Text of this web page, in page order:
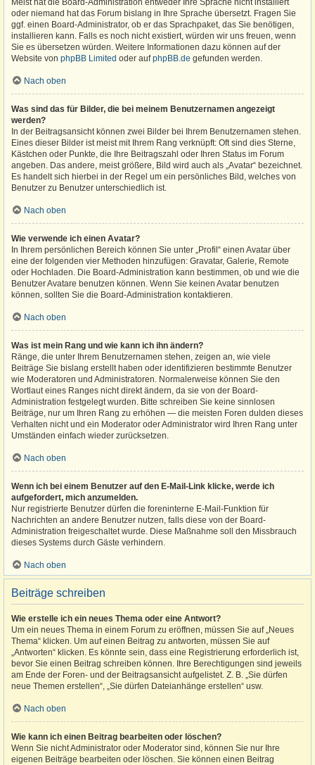
Meist hat die Board-Administration entweder Ihre Sprache nicht installiert
oder niemand hat das Forum bislang in Ihre Sprache übersetzt. Fragen Sie
ggf. einen Board-Administrator, ob er das Sprachpaket, das Sie benötigen,
installieren kann. Falls es noch nicht existiert, würden wir uns freuen, wenn
Sie es übersetzen würden. Weitere Informationen dazu können auf der
Website von phpBB Limited oder aufphpBB.de gefunden werden.
Nach oben
Was sind das für Bilder, die bei meinem Benutzernamen angezeigt
werden?
In der Beitragsansicht können zwei Bilder bei Ihrem Benutzernamen stehen.
Eines dieser Bilder ist meist mit Ihrem Rang verknüpft: Oft sind dies Sterne,
Kästchen oder Punkte, die Ihre Beitragszahl oder Ihren Status im Forum
angeben. Das andere, meist größere, Bild wird auch als „Avatar“ bezeichnet.
Es handelt sich hierbei in der Regel um ein persönliches Bild, welches von
Benutzer zu Benutzer unterschiedlich ist.
Nach oben
Wie verwende ich einen Avatar?
In Ihrem persönlichen Bereich können Sie unter „Profil“ einen Avatar über
eine der folgenden vier Methoden hinzufügen: Gravatar, Galerie, Remote
oder Hochladen. Die Board-Administration kann bestimmen, ob und wie die
Benutzer Avatare benutzen können. Wenn Sie keinen Avatar benutzen
können, sollten Sie die Board-Administration kontaktieren.
Nach oben
Was ist mein Rang und wie kann ich ihn ändern?
Ränge, die unter Ihrem Benutzernamen stehen, zeigen an, wie viele
Beiträge Sie bislang erstellt haben oder identifizieren bestimmte Benutzer
wie Moderatoren und Administratoren. Normalerweise können Sie den
Wortlaut eines Ranges nicht direkt ändern, da sie von der Board-
Administration festgelegt wurden. Bitte schreiben Sie keine sinnlosen
Beiträge, nur um Ihren Rang zu erhöhen — die meisten Foren dulden dieses
Verhalten nicht und ein Moderator oder Administrator wird Ihren Rang unter
Umständen einfach wieder zurücksetzen.
Nach oben
Wenn ich bei einem Benutzer auf den E-Mail-Link klicke, werde ich
aufgefordert, mich anzumelden.
Nur registrierte Benutzer dürfen die foreninterne E-Mail-Funktion für
Nachrichten an andere Benutzer nutzen, falls diese von der Board-
Administration freigeschaltet wurde. Diese Maßnahme soll den Missbrauch
dieses Systems durch Gäste verhindern.
Nach oben
Beiträge schreiben
Wie erstelle ich ein neues Thema oder eine Antwort?
Um ein neues Thema in einem Forum zu eröffnen, müssen Sie auf „Neues
Thema“ klicken. Um auf einen Beitrag zu antworten, müssen Sie auf
„Antworten“ klicken. Es könnte sein, dass eine Registrierung erforderlich ist,
bevor Sie einen Beitrag schreiben können. Ihre Berechtigungen sind jeweils
am Ende der Foren- und der Beitragsansicht aufgelistet. Z. B. „Sie dürfen
neue Themen erstellen“, „Sie dürfen Dateianhänge erstellen“ usw.
Nach oben
Wie kann ich einen Beitrag bearbeiten oder löschen?
Wenn Sie nicht Administrator oder Moderator sind, können Sie nur Ihre
eigenen Beiträge bearbeiten oder löschen. Sie können einen Beitrag